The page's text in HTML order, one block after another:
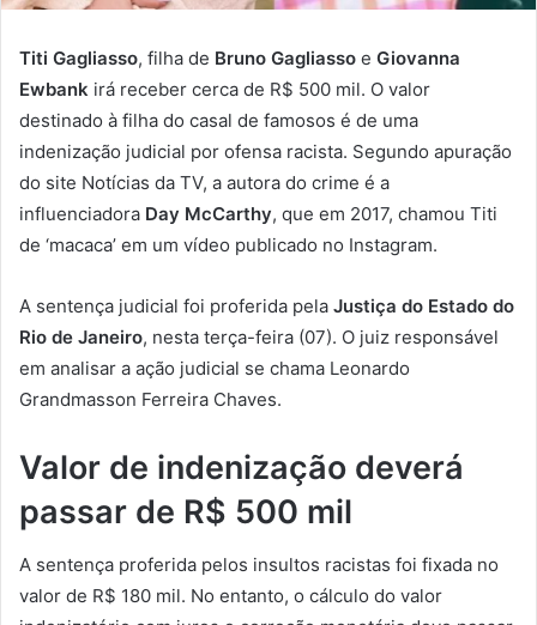
Titi Gagliasso, filha de Bruno Gagliasso e Giovanna
Ewbank irá receber cerca de R$ 500 mil. O valor
destinado à filha do casal de famosos é de uma
indenização judicial por ofensa racista. Segundo apuração
do site Notícias da TV, a autora do crime é a
influenciadora Day McCarthy, que em 2017, chamou Titi
de ‘macaca’ em um vídeo publicado no Instagram.
A sentença judicial foi proferida pela Justiça do Estado do
Rio de Janeiro, nesta terça-feira (07). O juiz responsável
em analisar a ação judicial se chama Leonardo
Grandmasson Ferreira Chaves.
Valor de indenização deverá
passar de R$ 500 mil
A sentença proferida pelos insultos racistas foi fixada no
valor de R$ 180 mil. No entanto, o cálculo do valor